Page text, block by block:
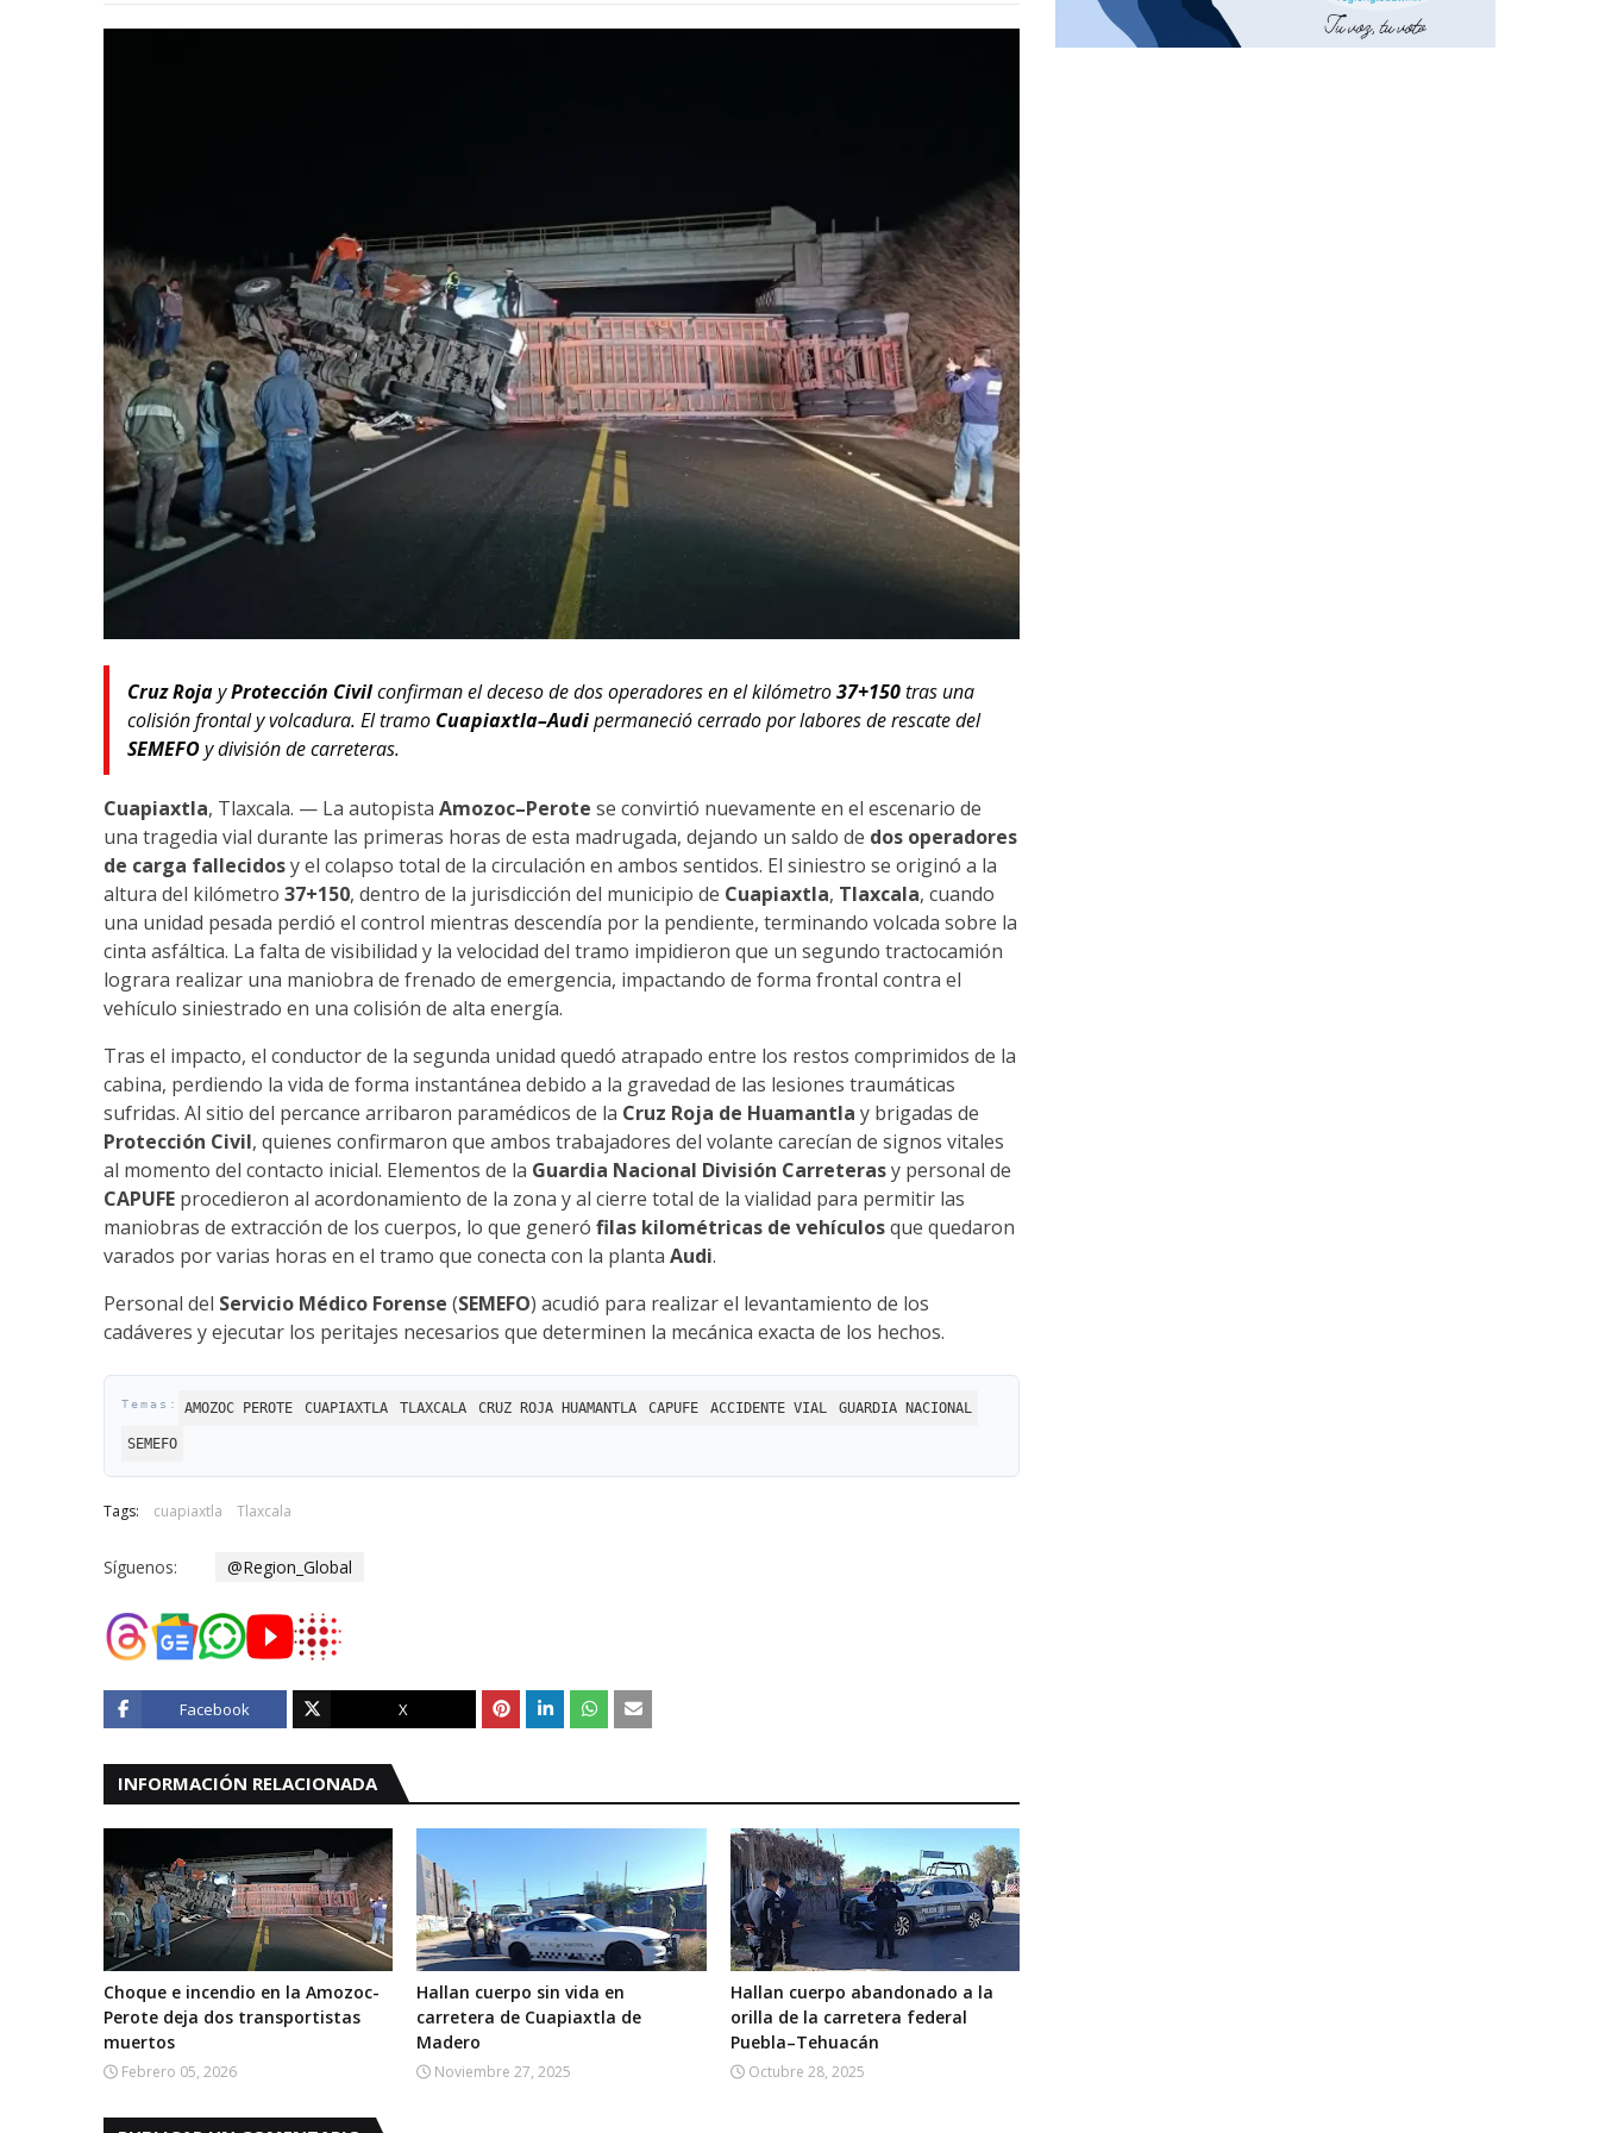
Cruz RojayProtección Civilconfirman el deceso de dos operadores en el kilómetro37+150tras una
colisión frontal y volcadura. El tramo Cuapiaxtla–Audipermaneció cerrado por labores de rescate del
SEMEFOy división de carreteras.
Cuapiaxtla, Tlaxcala. — La autopista Amozoc–Perote se convirtió nuevamente en el escenario de
una tragedia vial durante las primeras horas de esta madrugada, dejando un saldo de dos operadores
de carga fallecidosy el colapso total de la circulación en ambos sentidos. El siniestro se originó a la
altura del kilómetro 37+150, dentro de la jurisdicción del municipio de Cuapiaxtla, Tlaxcala, cuando
una unidad pesada perdió el control mientras descendía por la pendiente, terminando volcada sobre la
cinta asfáltica. La falta de visibilidad y la velocidad del tramo impidieron que un segundo tractocamión
lograra realizar una maniobra de frenado de emergencia, impactando de forma frontal contra el
vehículo siniestrado en una colisión de alta energía.
Tras el impacto, el conductor de la segunda unidad quedó atrapado entre los restos comprimidos de la
cabina, perdiendo la vida de forma instantánea debido a la gravedad de las lesiones traumáticas
sufridas. Al sitio del percance arribaron paramédicos de la Cruz Roja de Huamantla y brigadas de
Protección Civil, quienes confirmaron que ambos trabajadores del volante carecían de signos vitales
al momento del contacto inicial. Elementos de la Guardia Nacional División Carreterasy personal de
CAPUFE procedieron al acordonamiento de la zona y al cierre total de la vialidad para permitir las
maniobras de extracción de los cuerpos, lo que generó filas kilométricas de vehículosque quedaron
varados por varias horas en el tramo que conecta con la planta Audi.
Personal del Servicio Médico Forense (SEMEFO) acudió para realizar el levantamiento de los
cadáveres y ejecutar los peritajes necesarios que determinen la mecánica exacta de los hechos.
AMOZOC PEROTE CUAPIAXTLA TLAXCALA CRUZ ROJA HUAMANTLA CAPUFE ACCIDENTE VIAL GUARDIA NACIONAL
SEMEFO
Tags: cuapiaxtla Tlaxcala
Síguenos: @Region_Global
Facebook X
INFORMACIÓN RELACIONADA
Choque e incendio en la Amozoc-
Perote deja dos transportistas
muertos
Febrero 05, 2026
Hallan cuerpo sin vida en
carretera de Cuapiaxtla de
Madero
Noviembre 27, 2025
Hallan cuerpo abandonado a la
orilla de la carretera federal
Puebla–Tehuacán
Octubre 28, 2025